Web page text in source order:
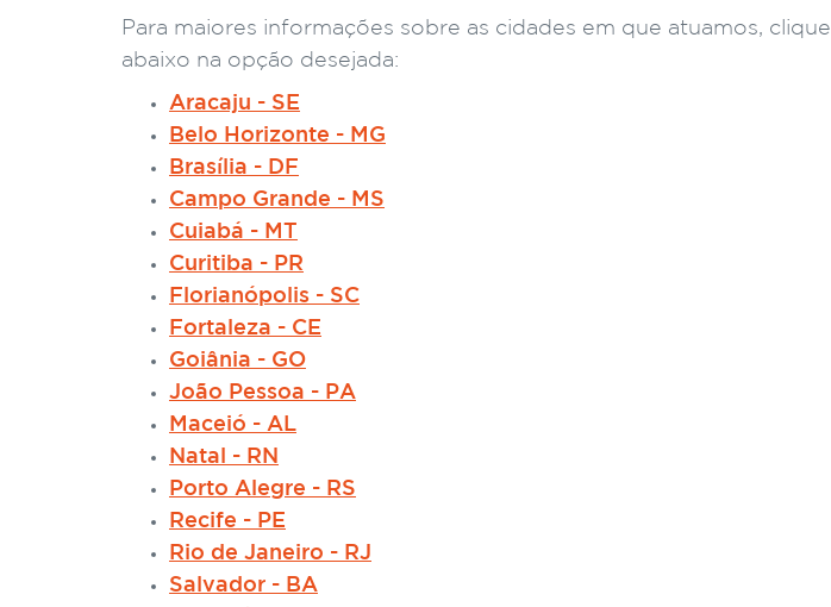
Para maiores informações sobre as cidades em que atuamos, clique
abaixo na opção desejada:
Aracaju - SE
Belo Horizonte - MG
Brasília - DF
Campo Grande - MS
Cuiabá - MT
Curitiba - PR
Florianópolis - SC
Fortaleza - CE
Goiânia - GO
João Pessoa - PA
Maceió - AL
Natal - RN
Porto Alegre - RS
Recife - PE
Rio de Janeiro - RJ
Salvador - BA